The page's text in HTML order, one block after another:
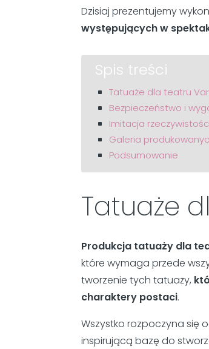
Dzisiaj prezentujemy
występujących w
Spis treści
Tatuaże dla teatru
Bezpieczeństwo i
Imitacja
Galeria
Podsumowanie
Tatuaże
Produkcja tatuaży dla
które wymaga przede
tworzenie tych tatuaży,
charaktery postaci.
Wszystko rozpoczyna się
inspirującą bazę do